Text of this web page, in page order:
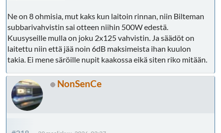
Ne on 8 ohmisia, mut kaks kun laitoin rinnan, niin Bilteman
subbarivahvistin sai otteen niihin 500W edestä.
Kuusyseille mulla on joku 2x125 vahvistin. Ja säädöt on
laitettu niin että jää noin 6dB maksimeista ihan kuulon
takia. Ei mene säröille nupit kaakossa eikä siten riko mitään.
NonSenCe